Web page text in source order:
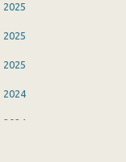
2025
2025
2025
2024
2024